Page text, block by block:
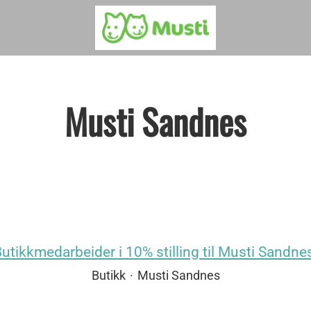
Musti Sandnes
i 10% stilling til Musti
Butikk · Musti Sandnes